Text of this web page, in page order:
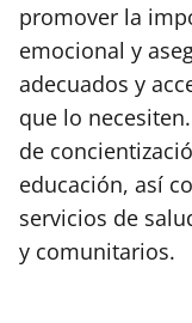
promover la
emocional y
adecuados y
que lo
de
educación, así
servicios de
y comunitarios.